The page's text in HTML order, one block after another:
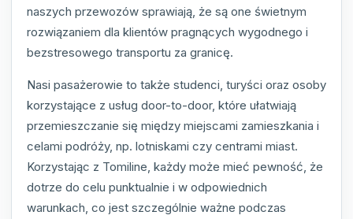
naszych przewozów sprawiają, że są one świetnym
rozwiązaniem dla klientów pragnących wygodnego i
bezstresowego transportu za granicę.
Nasi pasażerowie to także studenci, turyści oraz osoby
korzystające z usług door-to-door, które ułatwiają
przemieszczanie się między miejscami zamieszkania i
celami podróży, np. lotniskami czy centrami miast.
Korzystając z Tomiline, każdy może mieć pewność, że
dotrze do celu punktualnie i w odpowiednich
warunkach, co jest szczególnie ważne podczas